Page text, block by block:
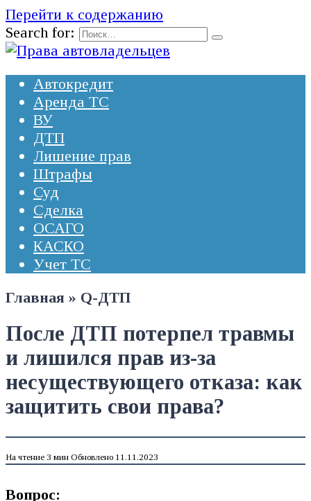
Перейти к содержанию
Search for:
Автокредит
Аренда ТС
ВУ
ДТП
Лишение прав
Штрафы
Суд
Сделка
ОСАГО
КАСКО
Учет ТС
Главная » Q-ДТП
После ДТП потерпел травмы
и лишился прав из-за
несуществующего отказа: как
защитить свои права?
На чтение 3 мин Обновлено 11.11.2023
Вопрос: